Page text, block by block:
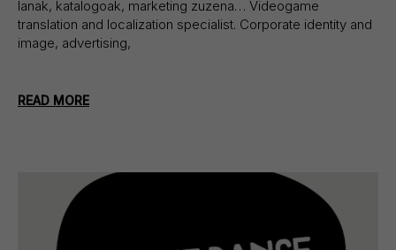
lanak, katalogoak, marketing zuzena… Videogame
translation and localization specialist. Corporate identity and
image, advertising,
READ MORE